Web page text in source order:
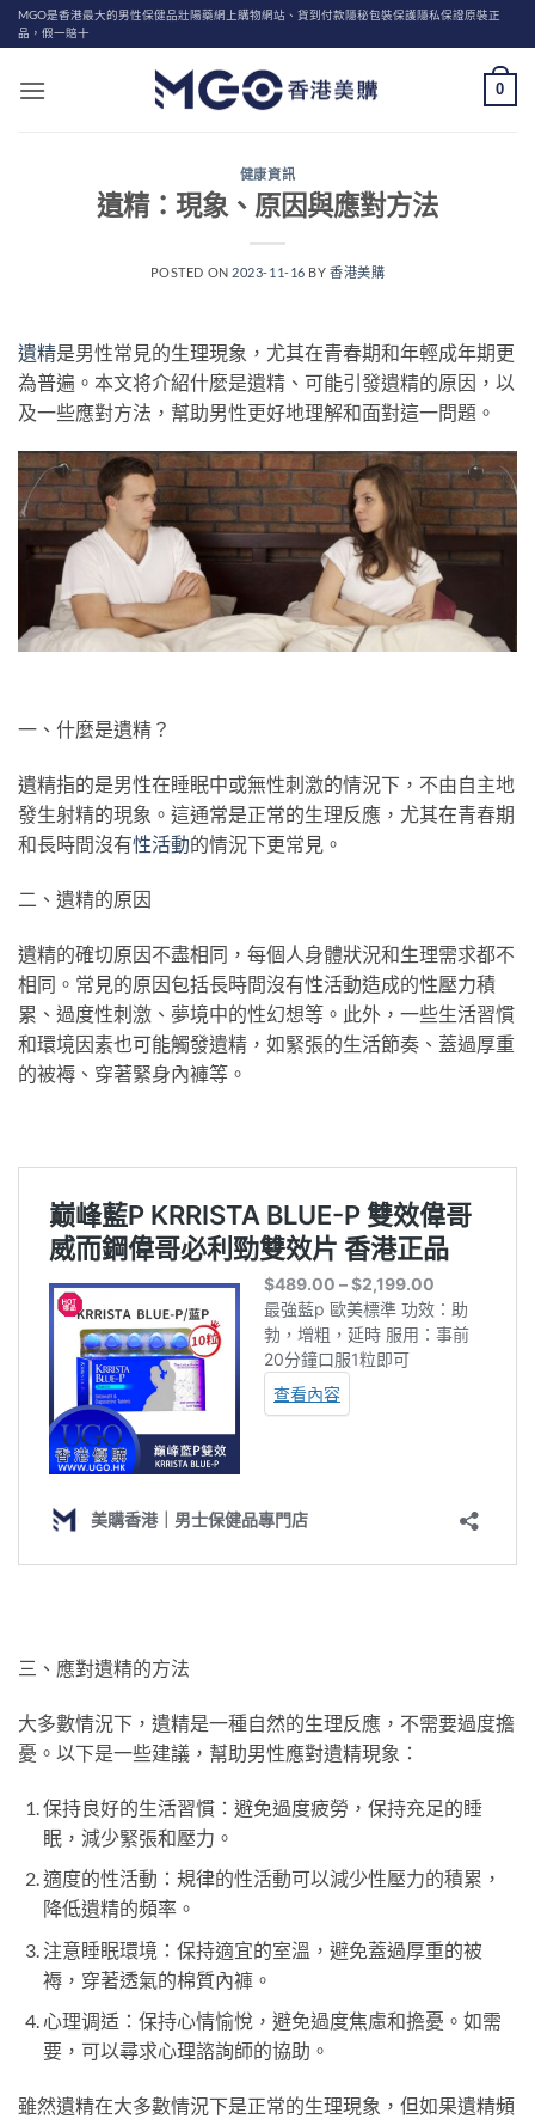
Skip
to
MGO是香港最大的男性保健品壯陽藥網上購物網站、貨到付款隱秘包裝保護隱私保證原裝正
品，假一賠十
0
健康資訊
遺精：現象、原因與應對方法
POSTED ON 2023-11-16 BY香港美購
遺精是男性常見的生理現象，尤其在青春期和年輕成年期更
為普遍。本文将介紹什麼是遺精、可能引發遺精的原因，以
及一些應對方法，幫助男性更好地理解和面對這一問題。
一、什麼是遺精？
遺精指的是男性在睡眠中或無性刺激的情況下，不由自主地
發生射精的現象。這通常是正常的生理反應，尤其在青春期
和長時間沒有性活動的情況下更常見。
二、遺精的原因
遺精的確切原因不盡相同，每個人身體狀況和生理需求都不
相同。常見的原因包括長時間沒有性活動造成的性壓力積
累、過度性刺激、夢境中的性幻想等。此外，一些生活習慣
和環境因素也可能觸發遺精，如緊張的生活節奏、蓋過厚重
的被褥、穿著緊身內褲等。
三、應對遺精的方法
大多數情況下，遺精是一種自然的生理反應，不需要過度擔
憂。以下是一些建議，幫助男性應對遺精現象：
保持良好的生活習慣：避免過度疲勞，保持充足的睡
眠，減少緊張和壓力。
適度的性活動：規律的性活動可以減少性壓力的積累，
降低遺精的頻率。
注意睡眠環境：保持適宜的室溫，避免蓋過厚重的被
褥，穿著透氣的棉質內褲。
心理调适：保持心情愉悅，避免過度焦慮和擔憂。如需
要，可以尋求心理諮詢師的協助。
雖然遺精在大多數情況下是正常的生理現象，但如果遺精頻